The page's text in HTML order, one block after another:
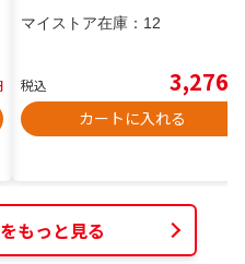
マイストア在庫： 12
税込 3,276
カートに入れる
もっと見る